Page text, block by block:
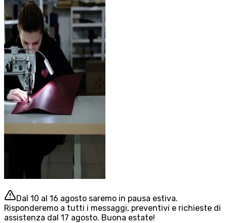
Dal 10 al 16 agosto saremo in pausa estiva.
Risponderemo a tutti i messaggi, preventivi e richieste di
assistenza dal 17 agosto. Buona estate!